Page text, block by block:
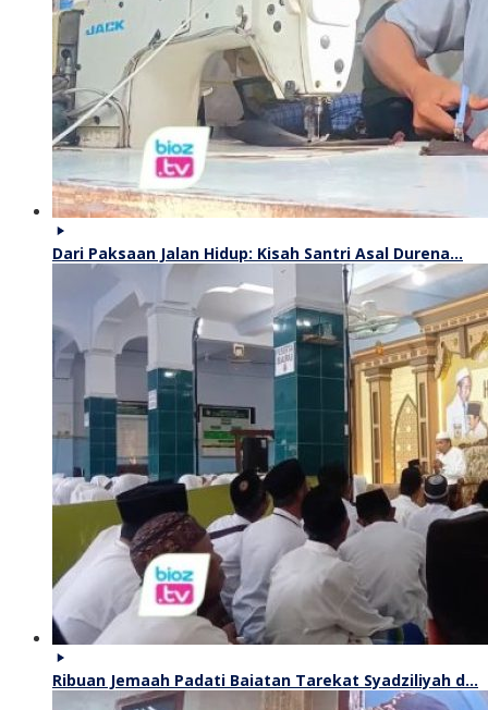
Dari Paksaan Jalan Hidup: Kisah Santri Asal Durena…
Ribuan Jemaah Padati Baiatan Tarekat Syadziliyah d…